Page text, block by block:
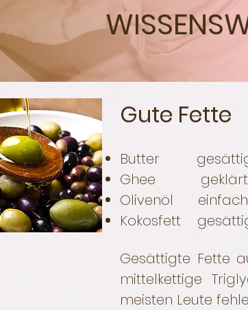
Gute Fette
Butter
Ghee geklärte
Olivenöl einfach
Kokosfett
Gesättigte Fette
mittelkettige
meisten Leute